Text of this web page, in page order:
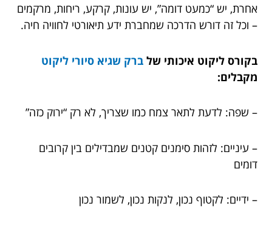
אחרת, יש “כמעט דומה”, יש עונות, קרקע, ריחות, מרקמים
– וכל זה דורש הדרכה שמחברת ידע תיאורטי לחוויה חיה.
בקורס ליקוט איכותי של ברק שגיא סיורי ליקוט
מקבלים:
– שפה: לדעת לתאר צמח כמו שצריך, לא רק “ירוק כזה”
– עיניים: לזהות סימנים קטנים שמבדילים בין קרובים
דומים
– ידיים: לקטוף נכון, לנקות נכון, לשמור נכון